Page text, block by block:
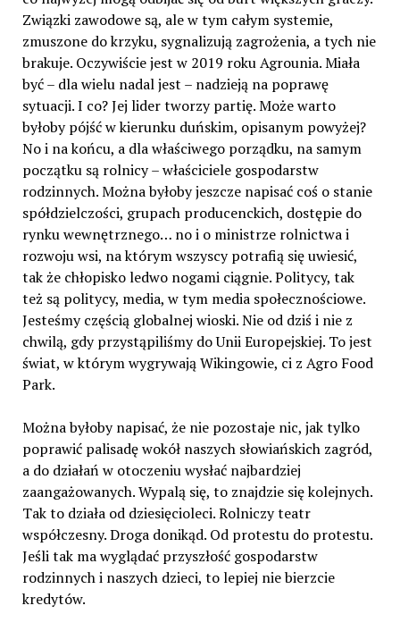
Związki zawodowe są, ale w tym całym systemie,
zmuszone do krzyku, sygnalizują zagrożenia, a tych nie
brakuje. Oczywiście jest w 2019 roku Agrounia. Miała
być – dla wielu nadal jest – nadzieją na poprawę
sytuacji. I co? Jej lider tworzy partię. Może warto
byłoby pójść w kierunku duńskim, opisanym powyżej?
No i na końcu, a dla właściwego porządku, na samym
początku są rolnicy – właściciele gospodarstw
rodzinnych. Można byłoby jeszcze napisać coś o stanie
spółdzielczości, grupach producenckich, dostępie do
rynku wewnętrznego… no i o ministrze rolnictwa i
rozwoju wsi, na którym wszyscy potrafią się uwiesić,
tak że chłopisko ledwo nogami ciągnie. Politycy, tak
też są politycy, media, w tym media społecznościowe.
Jesteśmy częścią globalnej wioski. Nie od dziś i nie z
chwilą, gdy przystąpiliśmy do Unii Europejskiej. To jest
świat, w którym wygrywają Wikingowie, ci z Agro Food
Park.
Można byłoby napisać, że nie pozostaje nic, jak tylko
poprawić palisadę wokół naszych słowiańskich zagród,
a do działań w otoczeniu wysłać najbardziej
zaangażowanych. Wypalą się, to znajdzie się kolejnych.
Tak to działa od dziesięcioleci. Rolniczy teatr
współczesny. Droga donikąd. Od protestu do protestu.
Jeśli tak ma wyglądać przyszłość gospodarstw
rodzinnych i naszych dzieci, to lepiej nie bierzcie
kredytów.